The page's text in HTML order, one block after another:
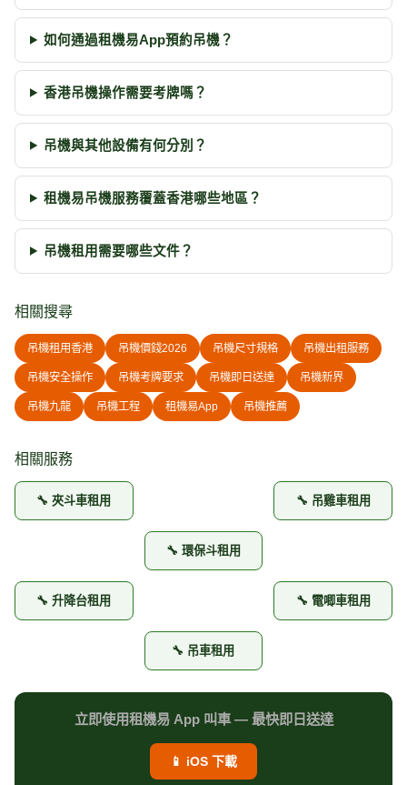
如何通過租機易App預約吊機？
香港吊機操作需要考牌嗎？
吊機與其他設備有何分別？
租機易吊機服務覆蓋香港哪些地區？
吊機租用需要哪些文件？
相關搜尋
吊機租用香港 吊機價錢2026 吊機尺寸規格 吊機出租服務
吊機安全操作 吊機考牌要求 吊機即日送達 吊機新界
吊機九龍 吊機工程 租機易App 吊機推薦
相關服務
🔧 夾斗車租用 🔧 吊雞車租用
🔧 環保斗租用
🔧 升降台租用 🔧 電唧車租用
🔧 吊車租用
立即使用租機易 App 叫車 — 最快即日送達
📱 iOS 下載